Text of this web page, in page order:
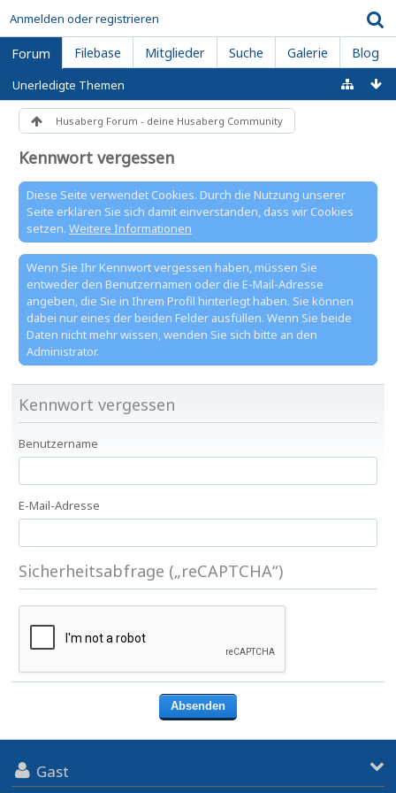
Anmelden oder registrieren
Forum Filebase Mitglieder Suche Galerie Blog
Unerledigte Themen
Husaberg Forum - deine Husaberg Community
Kennwort vergessen
Diese Seite verwendet Cookies. Durch die Nutzung unserer
Seite erklären Sie sich damit einverstanden, dass wir Cookies
setzen. Weitere Informationen
Wenn Sie Ihr Kennwort vergessen haben, müssen Sie
entweder den Benutzernamen oder die E-Mail-Adresse
angeben, die Sie in Ihrem Profil hinterlegt haben. Sie können
dabei nur eines der beiden Felder ausfüllen. Wenn Sie beide
Daten nicht mehr wissen, wenden Sie sich bitte an den
Administrator.
Kennwort vergessen
Benutzername
E-Mail-Adresse
Sicherheitsabfrage („reCAPTCHA“)
Gast